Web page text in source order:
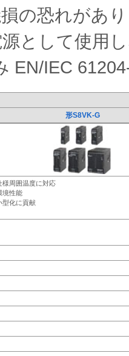
の恐れがあ
として使用
EN/IEC
形S8VK-G
様周囲温度に対応
境性能
型化に貢献